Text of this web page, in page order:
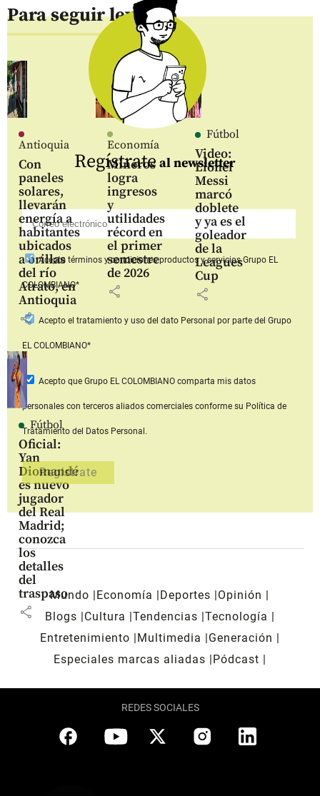
Para seguir leyendo
Antioquia
Con
paneles
solares,
llevarán
energía a
habitantes
ubicados
a orillas
del río
Atrato, en
Antioquia
share
Economía
Mineros
logra
ingresos
y
utilidades
récord en
el primer
semestre
de 2026
share
Fútbol
Video:
Lionel
Messi
marcó
doblete
y ya es el
goleador
de la
Leagues
Cup
share
Fútbol
Oficial:
Yan
Diomandé
es nuevo
jugador
del Real
Madrid;
conozca
los
detalles
del
traspaso
share
Regístrate al newsletter
Aceptotérminos y condiciones productos y serviciosGrupo EL
COLOMBIANO*
Acepto el tratamiento y uso del dato Personal por parte del Grupo
EL COLOMBIANO*
Acepto que Grupo EL COLOMBIANOcomparta mis datos
personales con terceros aliados comerciales conforme su Política de
Tratamiento del Datos Personal.
Mundo Economía Deportes
Opinión
Blogs
Cultura Tendencias Tecnología
Entretenimiento
Multimedia
Generación
Especiales marcas aliadas
Pódcast
REDES SOCIALES